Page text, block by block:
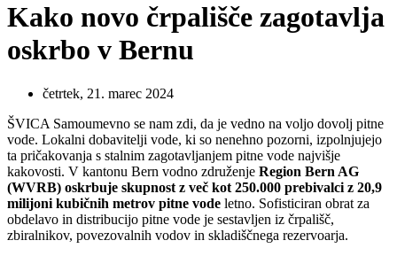
Kako novo črpališče zagotavlja
oskrbo v Bernu
četrtek, 21. marec 2024
ŠVICA Samoumevno se nam zdi, da je vedno na voljo dovolj pitne
vode. Lokalni dobavitelji vode, ki so nenehno pozorni, izpolnjujejo
ta pričakovanja s stalnim zagotavljanjem pitne vode najvišje
kakovosti. V kantonu Bern vodno združenje Region Bern AG
(WVRB) oskrbuje skupnost z več kot 250.000 prebivalci z 20,9
milijoni kubičnih metrov pitne vode letno. Sofisticiran obrat za
obdelavo in distribucijo pitne vode je sestavljen iz črpališč,
zbiralnikov, povezovalnih vodov in skladiščnega rezervoarja.